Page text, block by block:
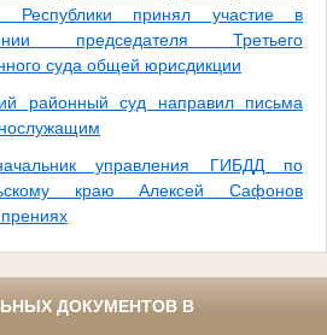
Республики принял участие в
председателя Третьего
суда общей юрисдикции
районный суд направил письма
управления ГИБДД по
краю Алексей Сафонов
ДОКУМЕНТОВ В